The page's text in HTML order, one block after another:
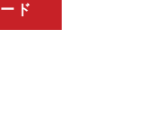
ド